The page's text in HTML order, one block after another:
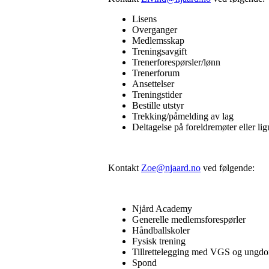
Lisens
Overganger
Medlemsskap
Treningsavgift
Trenerforespørsler/lønn
Trenerforum
Ansettelser
Treningstider
Bestille utstyr
Trekking/påmelding av lag
Deltagelse på foreldremøter eller
Kontakt Zoe@njaard.no ved
Njård Academy
Generelle medlemsforespørler
Håndballskoler
Fysisk trening
Tillrettelegging med VGS og
Spond